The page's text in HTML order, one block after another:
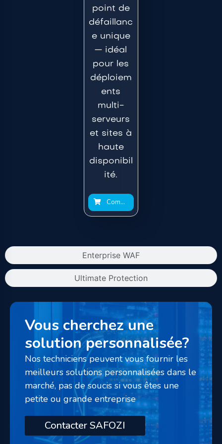
Enterprise WAF
Ultimate Protection
point de
défaillanc
e unique
— idéal
pour les
déploiem
ents
multi-
serveurs
et sites à
haute
disponibil
ité.
Commander
Vous cherchez une
solution personnalisée?
Nos techniciens peuvent vous fournir les
meilleurs solutions personnalisées dans le
marché, pas de soucis si vous êtes une
petite ou grande entreprise
Contacter SAFOZI